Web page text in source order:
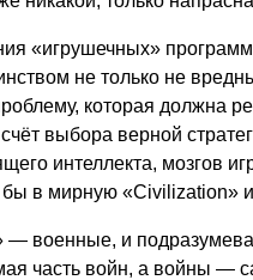
«игрушечных»
не только не
которая должна
выбора верной
интеллекта, мозгов
бы в мирную «Сivilization»
— военные, и
часть войн, а войны —